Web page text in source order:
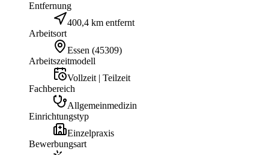
Entfernung
400,4 km entfernt
Arbeitsort
Essen (45309)
Arbeitszeitmodell
Vollzeit | Teilzeit
Fachbereich
Allgemeinmedizin
Einrichtungstyp
Einzelpraxis
Bewerbungsart